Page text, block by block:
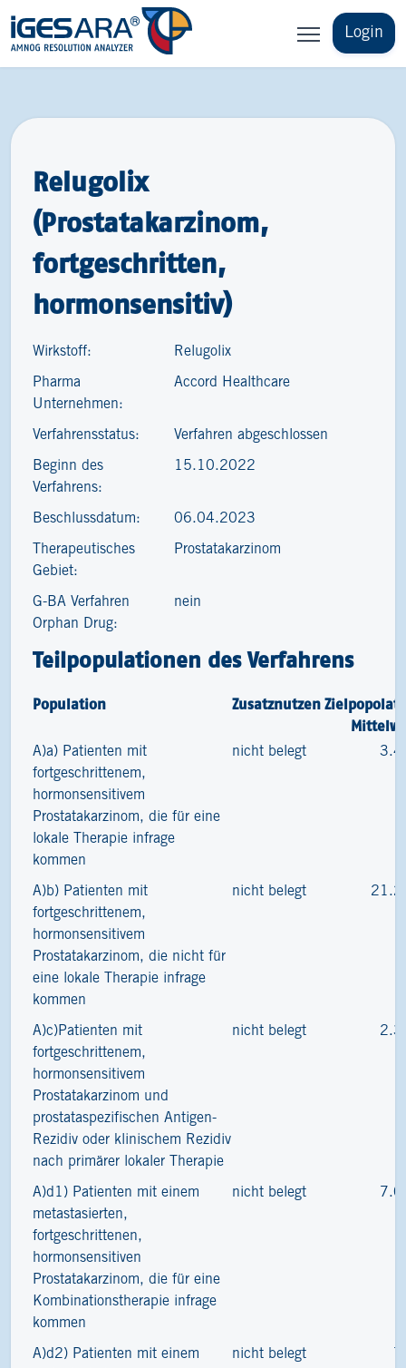
Login
Relugolix
(Prostatakarzinom,
fortgeschritten,
hormonsensitiv)
Wirkstoff: Relugolix
Pharma
Unternehmen:
Accord Healthcare
Verfahrensstatus: Verfahren abgeschlossen
Beginn des
Verfahrens:
15.10.2022
Beschlussdatum: 06.04.2023
Therapeutisches
Gebiet:
Prostatakarzinom
G-BA Verfahren
Orphan Drug:
nein
Teilpopulationen des Verfahrens
Population Zusatznutzen
A)a) Patienten mit
fortgeschrittenem,
hormonsensitivem
Prostatakarzinom, die für eine
lokale Therapie infrage
kommen
nicht belegt
A)b) Patienten mit
fortgeschrittenem,
hormonsensitivem
Prostatakarzinom, die nicht für
eine lokale Therapie infrage
kommen
nicht belegt
A)c)Patienten mit
fortgeschrittenem,
hormonsensitivem
Prostatakarzinom und
prostataspezifischen Antigen-
Rezidiv oder klinischem Rezidiv
nach primärer lokaler Therapie
nicht belegt
A)d1) Patienten mit einem
metastasierten,
fortgeschrittenen,
hormonsensitiven
Prostatakarzinom, die für eine
Kombinationstherapie infrage
kommen
nicht belegt
A)d2) Patienten mit einem
nicht belegt